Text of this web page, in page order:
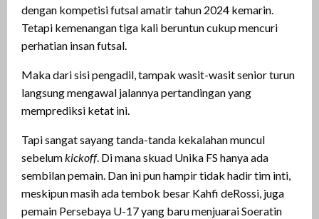
dengan kompetisi futsal amatir tahun 2024 kemarin.
Tetapi kemenangan tiga kali beruntun cukup mencuri
perhatian insan futsal.
Maka dari sisi pengadil, tampak wasit-wasit senior turun
langsung mengawal jalannya pertandingan yang
memprediksi ketat ini.
Tapi sangat sayang tanda-tanda kekalahan muncul
sebelumkickoff. Di mana skuad Unika FS hanya ada
sembilan pemain. Dan ini pun hampir tidak hadir tim inti,
meskipun masih ada tembok besar Kahfi deRossi, juga
pemain Persebaya U-17 yang baru menjuarai Soeratin